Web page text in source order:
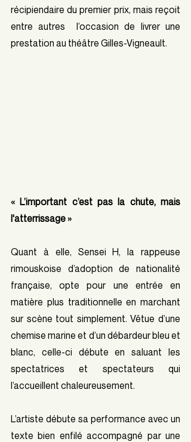
récipiendaire du premier prix, mais reçoit
entre autres  l’occasion de livrer une
prestation au théâtre Gilles-Vigneault.
« L’important c’est pas la chute, mais
l'atterrissage »
Quant à elle, Sensei H, la rappeuse
rimouskoise d’adoption de nationalité
française, opte pour une entrée en
matière plus traditionnelle en marchant
sur scène tout simplement. Vêtue d’une
chemise marine et d’un débardeur bleu et
blanc, celle-ci débute en saluant les
spectatrices et spectateurs qui
l’accueillent chaleureusement.
L’artiste débute sa performance avec un
texte bien enfilé accompagné par une